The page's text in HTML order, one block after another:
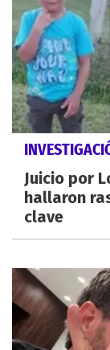
Juicio por
hallaron
clave